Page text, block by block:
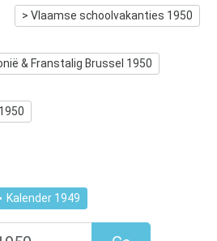
> Vlaamse schoolvakanties 1950
& Franstalig Brussel 1950
1950
Kalender 1949